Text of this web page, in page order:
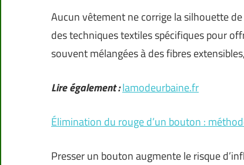
Aucun vêtement ne corrige la silhouette
des techniques textiles spécifiques pour
souvent mélangées à des fibres
Lire également :lamodeurbaine.fr
Élimination du rouge d’un bouton :
Presser un bouton augmente le risque